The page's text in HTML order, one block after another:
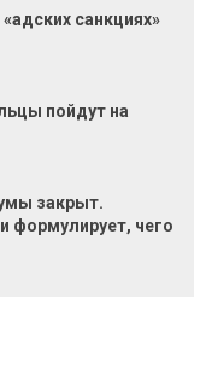
санкциях»
пойдут на
закрыт.
формулирует, чего